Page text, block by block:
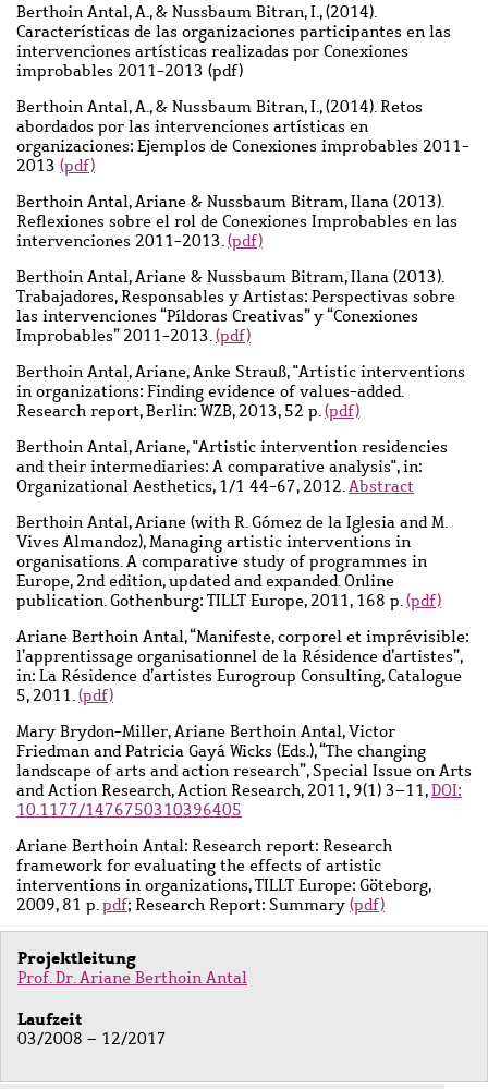
Berthoin Antal, A., & Nussbaum Bitran, I., (2014).
Características de las organizaciones participantes en las
intervenciones artísticas realizadas por Conexiones
improbables 2011-2013 (pdf)
Berthoin Antal, A., & Nussbaum Bitran, I., (2014). Retos
abordados por las intervenciones artísticas en
organizaciones: Ejemplos de Conexiones improbables 2011-
2013 (pdf)
Berthoin Antal, Ariane & Nussbaum Bitram, Ilana (2013).
Reflexiones sobre el rol de Conexiones Improbables en las
intervenciones 2011-2013.(pdf)
Berthoin Antal, Ariane & Nussbaum Bitram, Ilana (2013).
Trabajadores, Responsables y Artistas: Perspectivas sobre
las intervenciones “Píldoras Creativas” y “Conexiones
Improbables” 2011-2013.(pdf)
Berthoin Antal, Ariane, Anke Strauß, "Artistic interventions
in organizations: Finding evidence of values-added.
Research report, Berlin: WZB, 2013, 52 p.(pdf)
Berthoin Antal, Ariane, "Artistic intervention residencies
and their intermediaries: A comparative analysis", in:
Organizational Aesthetics, 1/1 44-67, 2012.Abstract
Berthoin Antal, Ariane (with R. Gómez de la Iglesia and M.
Vives Almandoz), Managing artistic interventions in
organisations. A comparative study of programmes in
Europe, 2nd edition, updated and expanded. Online
publication. Gothenburg: TILLT Europe, 2011, 168 p.(pdf)
Ariane Berthoin Antal, “Manifeste, corporel et imprévisible:
l’apprentissage organisationnel de la Résidence d’artistes”,
in: La Résidence d’artistes Eurogroup Consulting, Catalogue
5, 2011.(pdf)
Mary Brydon-Miller, Ariane Berthoin Antal, Victor
Friedman and Patricia Gayá Wicks (Eds.), “The changing
landscape of arts and action research”, Special Issue on Arts
and Action Research, Action Research, 2011, 9(1) 3–11,DOI:
10.1177/1476750310396405
Ariane Berthoin Antal: Research report: Research
framework for evaluating the effects of artistic
interventions in organizations, TILLT Europe: Göteborg,
2009, 81 p.pdf; Research Report: Summary (pdf)
Projektleitung
Prof. Dr. Ariane Berthoin Antal
Laufzeit
03/2008 – 12/2017